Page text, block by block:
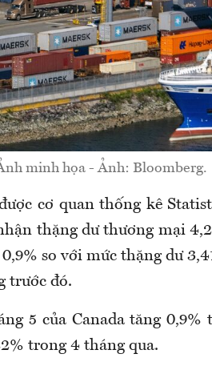
minh họa - Ảnh: Bloomberg.
cơ quan thống kê
thặng dư thương mại
so với mức thặng dư
trước đó.
5 của Canada tăng
trong 4 tháng qua.